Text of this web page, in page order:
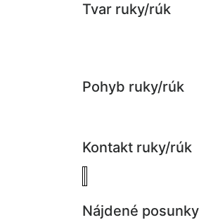
Tvar ruky/rúk
Pohyb ruky/rúk
Kontakt ruky/rúk
Nájdené posunky